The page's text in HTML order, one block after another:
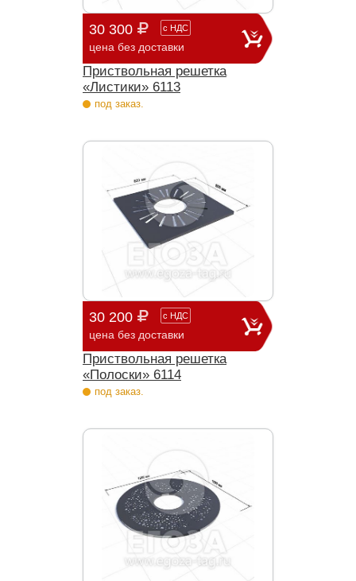
30 300 с НДС
цена без доставки
Приствольная решетка
«Листики» 6113
под заказ.
30 200 с НДС
цена без доставки
Приствольная решетка
«Полоски» 6114
под заказ.